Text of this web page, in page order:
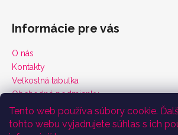
Tento web používa súbory cookie.
tohto webu vyjadrujete súhlas s ich
Informácie pre vás
O nás
Kontakty
Veľkostná tabuľka
Obchodné podmienky
Vrátenie tovaru a reklamácie
Podmienky ochrany osobných údajov